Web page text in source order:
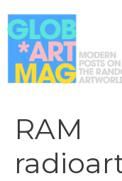
al
contenuto
RAM